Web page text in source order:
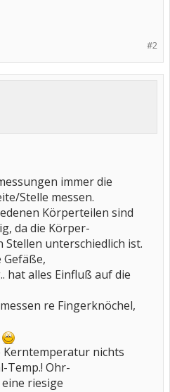
#2
immer die
Stelle messen.
Körperteilen sind
da die Körper-
Stellen unterschiedlich ist.
hat alles Einfluß auf die
re Fingerknöchel,
nichts
Temp.! Ohr-
riesige